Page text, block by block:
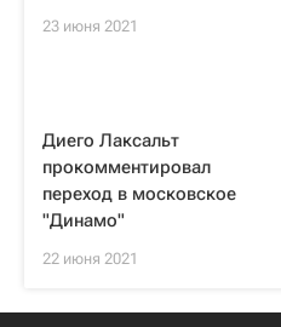
23 июня 2021
Диего Лаксальт
прокомментировал
переход в московское
"Динамо"
22 июня 2021